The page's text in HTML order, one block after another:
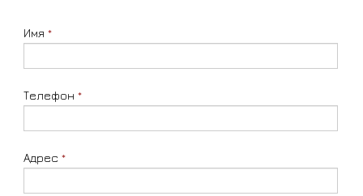
Имя *
Телефон *
Адрес *